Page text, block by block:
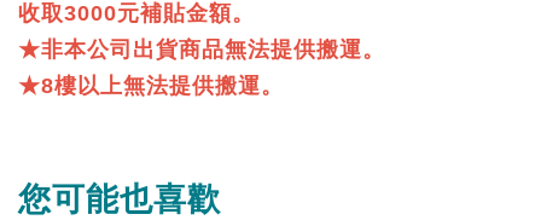
收取3000元補貼金額。
★非本公司出貨商品無法提供搬運。
★8樓以上無法提供搬運。
您可能也喜歡